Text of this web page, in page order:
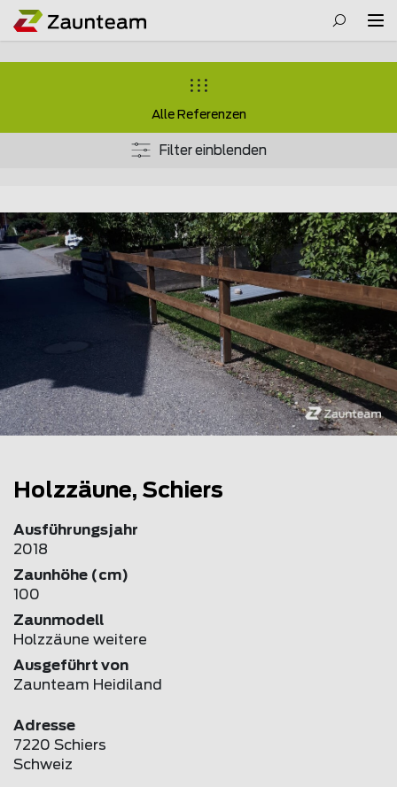
Alle Referenzen
Filter einblenden
Holzzäune, Schiers
Ausführungsjahr
2018
Zaunhöhe (cm)
100
Zaunmodell
Holzzäune weitere
Ausgeführt von
Zaunteam Heidiland
Adresse
7220 Schiers
Schweiz